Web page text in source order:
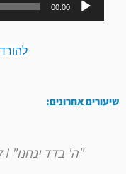
00:00
שיעורים אחרונים:
"ה' בדד ינחנו" I לבניינה של תורה – פרשת חוקת